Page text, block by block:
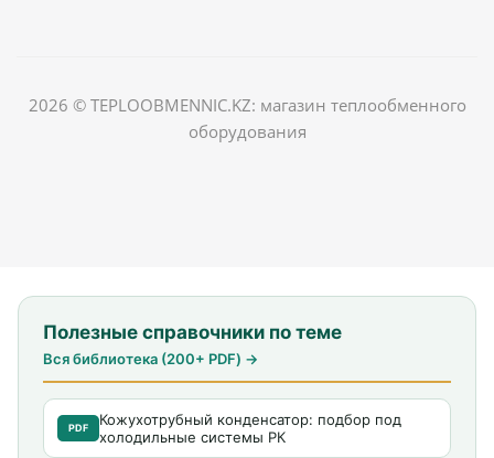
2026 © TEPLOOBMENNIC.KZ: магазин теплообменного
оборудования
Полезные справочники по теме
Вся библиотека (200+ PDF) →
PDF
Кожухотрубный конденсатор: подбор под
холодильные системы РК